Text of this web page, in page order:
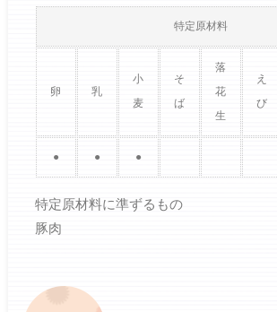
特定原材料
卵 乳
小
麦
そ
ば
落
花
生
え
び
● ● ●
特定原材料に準ずるもの
豚肉